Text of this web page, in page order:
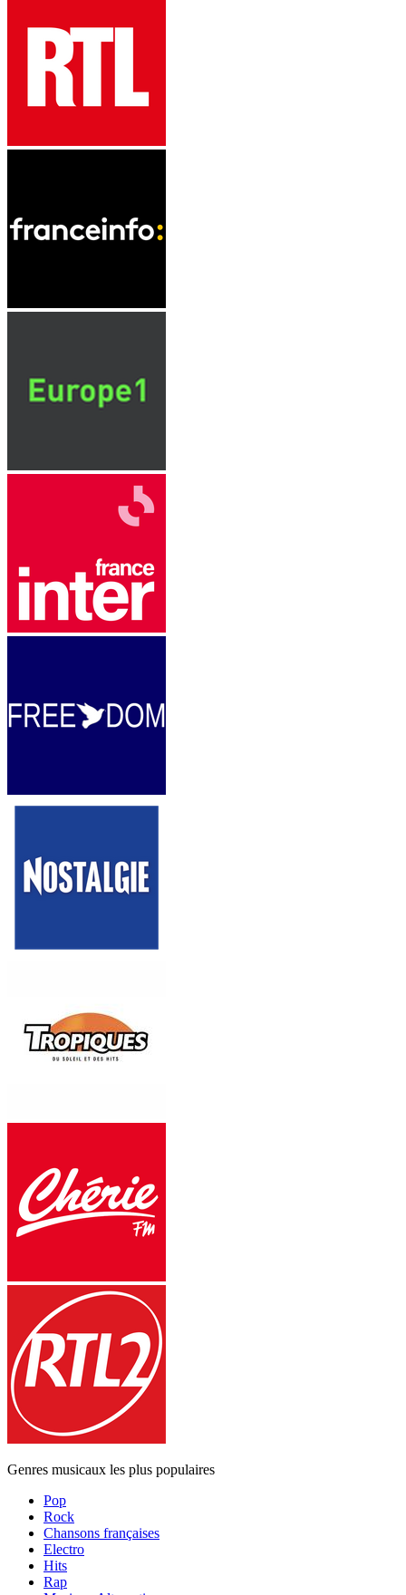
Genres musicaux les plus populaires
Pop
Rock
Chansons françaises
Electro
Hits
Rap